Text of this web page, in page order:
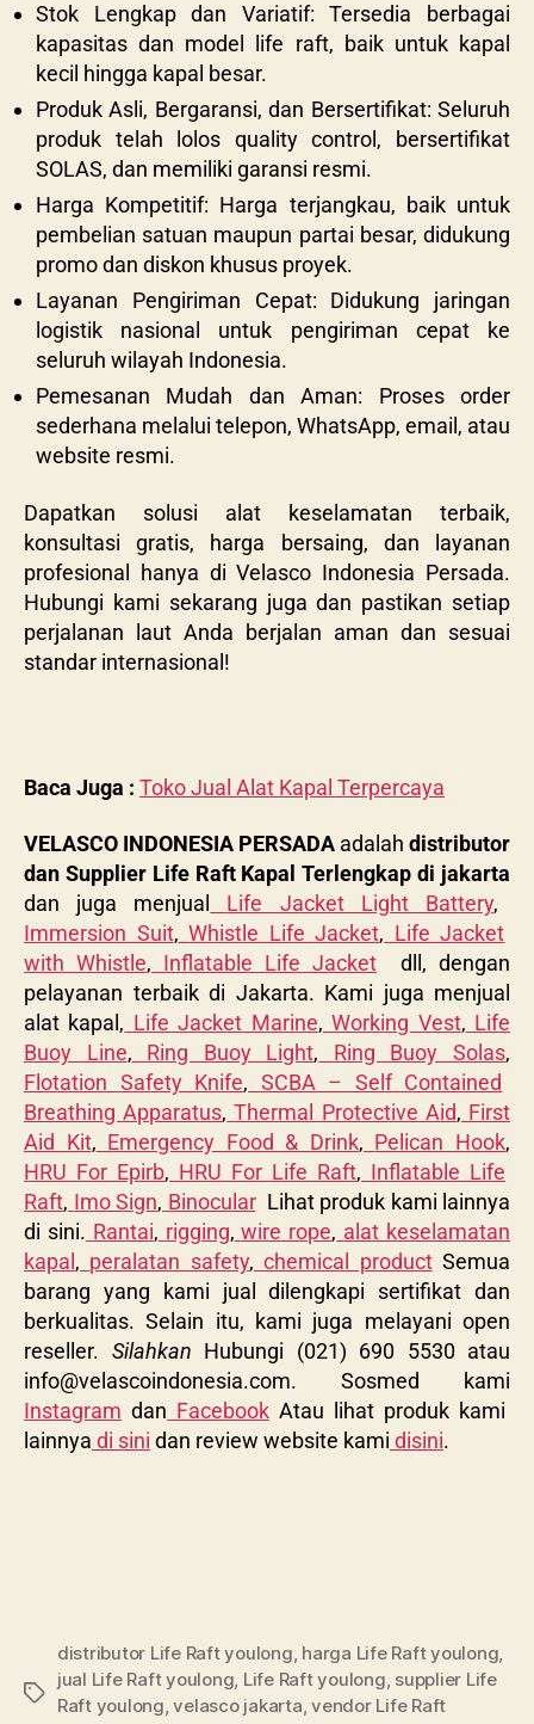
Stok Lengkap dan Variatif: Tersedia berbagai
kapasitas dan model life raft, baik untuk kapal
kecil hingga kapal besar.
Produk Asli, Bergaransi, dan Bersertifikat: Seluruh
produk telah lolos quality control, bersertifikat
SOLAS, dan memiliki garansi resmi.
Harga Kompetitif: Harga terjangkau, baik untuk
pembelian satuan maupun partai besar, didukung
promo dan diskon khusus proyek.
Layanan Pengiriman Cepat: Didukung jaringan
logistik nasional untuk pengiriman cepat ke
seluruh wilayah Indonesia.
Pemesanan Mudah dan Aman: Proses order
sederhana melalui telepon, WhatsApp, email, atau
website resmi.
Dapatkan solusi alat keselamatan terbaik,
konsultasi gratis, harga bersaing, dan layanan
profesional hanya di Velasco Indonesia Persada.
Hubungi kami sekarang juga dan pastikan setiap
perjalanan laut Anda berjalan aman dan sesuai
standar internasional!
Baca Juga : Toko Jual Alat Kapal Terpercaya
VELASCO INDONESIA PERSADA adalah distributor
dan Supplier Life Raft Kapal Terlengkap di jakarta
dan juga menjual
Life Jacket Light Battery,
Immersion Suit, Whistle Life Jacket, Life Jacket
with Whistle, Inflatable Life Jacket dll, dengan
pelayanan terbaik di Jakarta. Kami juga menjual
alat kapal, Life Jacket Marine, Working Vest, Life
Buoy Line, Ring Buoy Light, Ring Buoy Solas,
Flotation Safety Knife, SCBA – Self Contained
Breathing Apparatus, Thermal Protective Aid, First
Aid Kit, Emergency Food & Drink, Pelican Hook,
HRU For Epirb, HRU For Life Raft, Inflatable Life
Raft, Imo Sign, BinocularLihat produk kami lainnya
di sini. Rantai, rigging, wire rope, alat keselamatan
kapal , peralatan safety, chemical productSemua
barang yang kami jual dilengkapi sertifikat dan
berkualitas. Selain itu, kami juga melayani open
reseller. Silahkan Hubungi (021) 690 5530 atau
info@velascoindonesia.com. Sosmed kami
Instagram dan Facebook Atau lihat produk kami
lainnya di sini dan review website kami disini.
distributor Life Raft youlong harga Life Raft youlong
jual Life Raft youlong Life Raft youlong supplier Life
Raft youlong ,velasco jakarta ,vendor Life Raft